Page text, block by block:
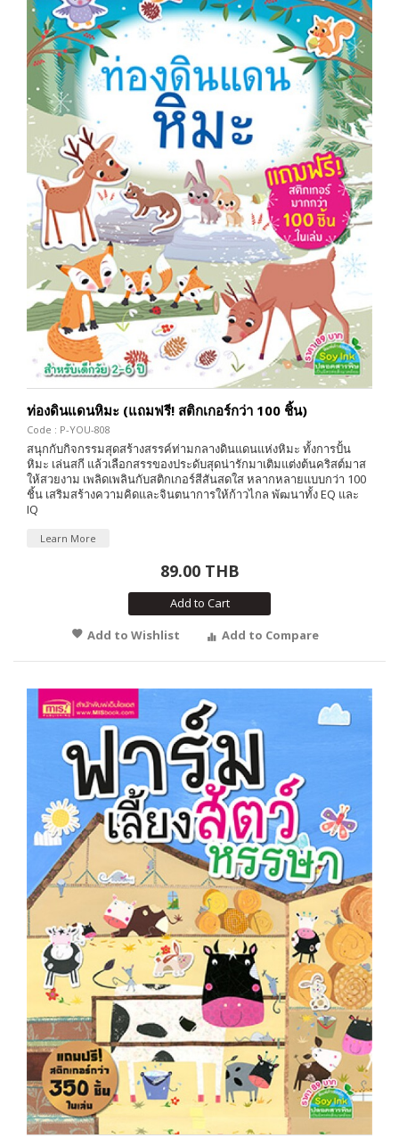
ท่องดินแดนหิมะ (แถมฟรี! สติกเกอร์กว่า 100 ชิ้น)
Code : P-YOU-808
สนุกกับกิจกรรมสุดสร้างสรรค์ท่ามกลางดินแดนแห่งหิมะ ทั้งการปั้น
หิมะ เล่นสกี แล้วเลือกสรรของประดับสุดน่ารักมาเติมแต่งต้นคริสต์มาส
ให้สวยงาม เพลิดเพลินกับสติกเกอร์สีสันสดใส หลากหลายแบบกว่า 100
ชิ้น เสริมสร้างความคิดและจินตนาการให้ก้าวไกล พัฒนาทั้ง EQ และ
IQ
Learn More
89.00 THB
Add to Cart
Add to Wishlist
Add to Compare